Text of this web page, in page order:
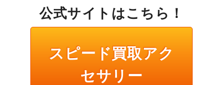
公式サイトはこちら！
スピード買取アク
セサリー